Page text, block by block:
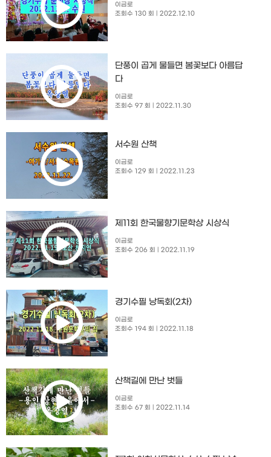
이금로
조회수 130 회
| 2022.12.10
단풍이 곱게 물들면 봄꽃보다 아름답
다
이금로
조회수 97 회
| 2022.11.30
서수원 산책
이금로
조회수 129 회
| 2022.11.23
제11회 한국물향기문학상 시상식
이금로
조회수 206 회
| 2022.11.19
경기수필 낭독회(2차)
이금로
조회수 194 회
| 2022.11.18
산책길에 만난 벗들
이금로
조회수 67 회
| 2022.11.14